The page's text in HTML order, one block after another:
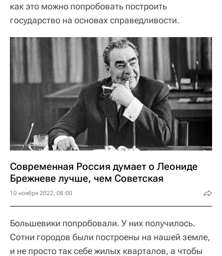
как это можно попробовать построить
государство на основах справедливости.
Современная Россия думает о Леониде
Брежневе лучше, чем Советская
10 ноября 2022, 08:00
Большевики попробовали. У них получилось.
Сотни городов были построены на нашей земле,
и не просто так себе жилых кварталов, а чтобы